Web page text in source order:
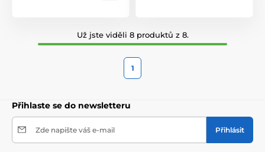
Už jste viděli 8 produktů z 8.
1
Přihlaste se do newsletteru
Zde napište váš e-mail Přihlásit